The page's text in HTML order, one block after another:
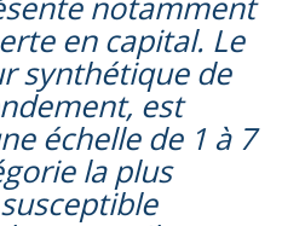
en capital. Le
synthétique de
est
échelle de 1 à 7
la plus